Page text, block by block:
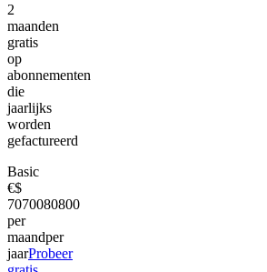
2
maanden
gratis
op
abonnementen
die
jaarlijks
worden
gefactureerd
Basic
€$
7070080800
per
maandper
jaarProbeer